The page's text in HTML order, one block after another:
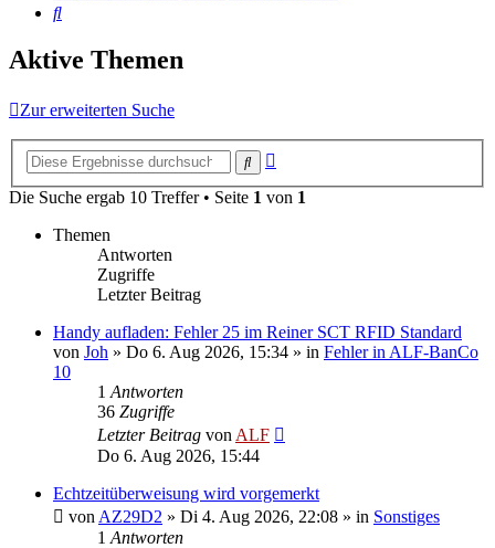
Suche
Aktive Themen
Zur erweiterten Suche
Suche
Die Suche ergab 10 Treffer • Seite 1 von 1
Themen
Antworten
Zugriffe
Letzter Beitrag
Handy aufladen: Fehler 25 im Reiner SCT RFID Standard
von Joh » Do 6. Aug 2026, 15:34 » in Fehler in ALF-BanCo
10
1 Antworten
36 Zugriffe
Letzter Beitrag von ALF
Do 6. Aug 2026, 15:44
Echtzeitüberweisung wird vorgemerkt
von AZ29D2 » Di 4. Aug 2026, 22:08 » in Sonstiges
1 Antworten